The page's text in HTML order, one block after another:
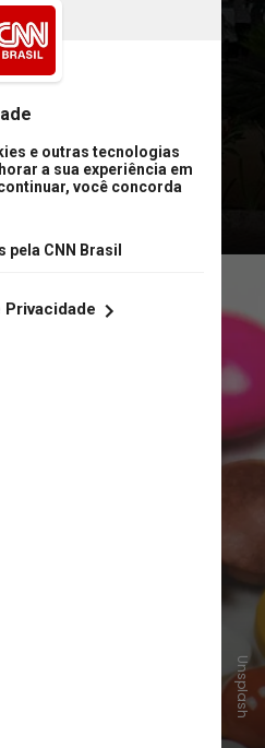
a empresa
autorização da
Unsplash